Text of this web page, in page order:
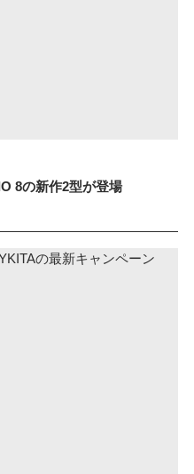
8の新作2型が登場